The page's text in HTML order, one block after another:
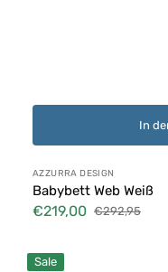
In
Anbieter:
AZZURRA DESIGN
Babybett Web Weiß
Verkaufspreis
€219,00
Normaler
€292,95
Babybett
Sale